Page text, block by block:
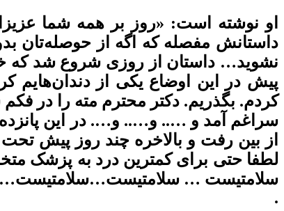
او نوشته است: «روز بر همه شما
داستانش مفصله که اگه از حوصله‌تان
نشوید… داستان از روزی شروع شد که
پیش در این اوضاع یکى از
کردم. بگذریم. دکتر محترم مته را در
سراغم آمد و ….. و….. و…. در این
از بین رفت و بالاخره چند روز پیش
لطفا حتى براى کمترین درد به پزشک
سلامتیست … سلامتیست…سلامتیست….
.